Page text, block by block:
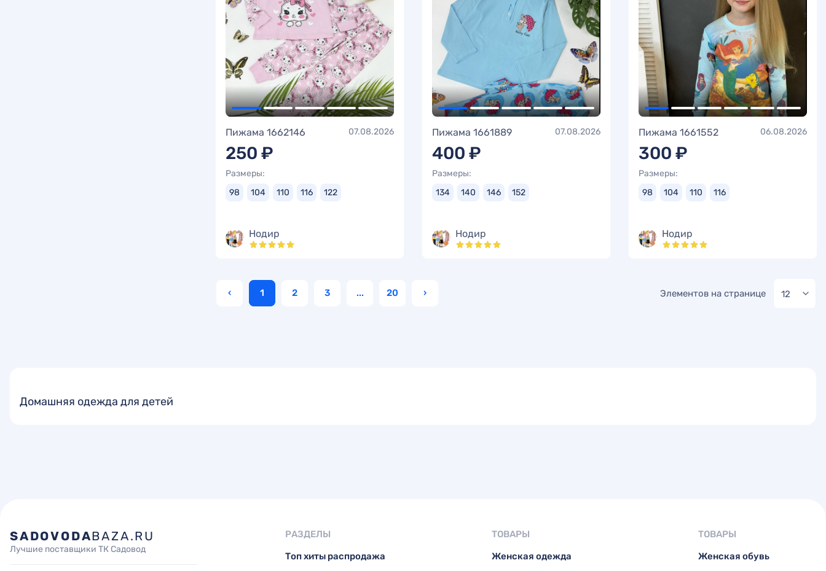
Пижама 1662146 07.08.2026
250 ₽
Размеры:
98
104 110 116 122
Нодир
Пижама 1661889 07.08.2026
400 ₽
Размеры:
134
140 146 152
Нодир
Пижама 1661552 06.08.2026
300 ₽
Размеры:
98
104 110 116
Нодир
‹ 1 2 3 ... 20 › Элементов на странице 12
Домашняя одежда для детей
SADOVODABAZA.RU
Лучшие поставщики ТК Садовод
РАЗДЕЛЫ
Топ хиты распродажа
ТОВАРЫ
Женская одежда
ТОВАРЫ
Женская обувь